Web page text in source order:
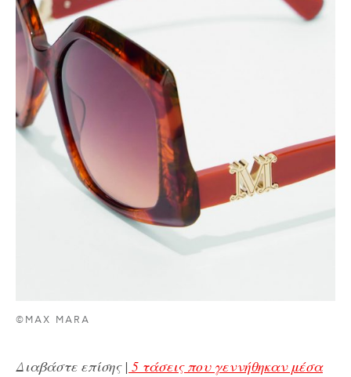
©MAX MARA
Διαβάστε επίσης | 5 τάσεις που γεννήθηκαν μέσα